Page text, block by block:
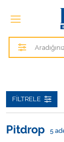
Alezler
Hasta Bakım
FILTRELE
Pitdrop 5